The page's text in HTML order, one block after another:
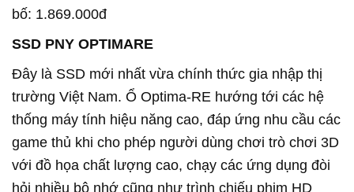
bố: 1.869.000đ
SSD PNY OPTIMARE
Đây là SSD mới nhất vừa chính thức gia nhập thị
trường Việt Nam. Ổ Optima-RE hướng tới các hệ
thống máy tính hiệu năng cao, đáp ứng nhu cầu các
game thủ khi cho phép người dùng chơi trò chơi 3D
với đồ họa chất lượng cao, chạy các ứng dụng đòi
hỏi nhiều bộ nhớ cũng như trình chiếu phim HD